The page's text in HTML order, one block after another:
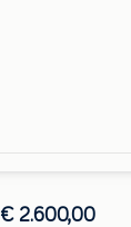
€ 2.600,00